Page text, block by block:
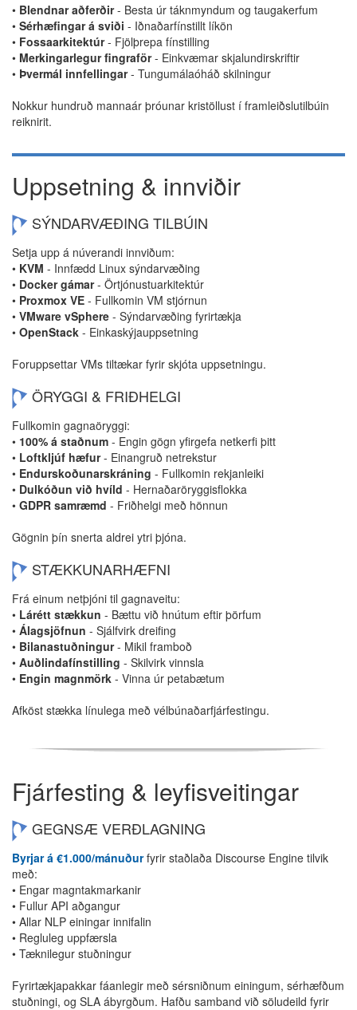
• Blendnar aðferðir- Besta úr táknmyndum og taugakerfum
• Sérhæfingar á sviði - Iðnaðarfínstillt líkön
• Fossaarkitektúr- Fjölþrepa fínstilling
• Merkingarlegur fingraför- Einkvæmar skjalundirskriftir
• Þvermál innfellingar- Tungumálaóháð skilningur
Nokkur hundruð mannaár þróunar kristöllust í framleiðslutilbúin
reiknirit.
Uppsetning & innviðir
SÝNDARVÆÐING TILBÚIN
Setja upp á núverandi innviðum:
• KVM - Innfædd Linux sýndarvæðing
• Docker gámar- Örtjónustuarkitektúr
• Proxmox VE - Fullkomin VM stjórnun
• VMware vSphere - Sýndarvæðing fyrirtækja
• OpenStack - Einkaskýjauppsetning
Foruppsettar VMs tiltækar fyrir skjóta uppsetningu.
ÖRYGGI & FRIÐHELGI
Fullkomin gagnaöryggi:
• 100% á staðnum - Engin gögn yfirgefa netkerfi þitt
• Loftkljúf hæfur- Einangruð netrekstur
• Endurskoðunarskráning - Fullkomin rekjanleiki
• Dulkóðun við hvíld - Hernaðaröryggisflokka
• GDPR samræmd - Friðhelgi með hönnun
Gögnin þín snerta aldrei ytri þjóna.
STÆKKUNARHÆFNI
Frá einum netþjóni til gagnaveitu:
• Lárétt stækkun - Bættu við hnútum eftir þörfum
• Álagsjöfnun - Sjálfvirk dreifing
• Bilanastuðningur- Mikil framboð
• Auðlindafínstilling - Skilvirk vinnsla
• Engin magnmörk - Vinna úr petabætum
Afköst stækka línulega með vélbúnaðarfjárfestingu.
Fjárfesting & leyfisveitingar
GEGNSÆ VERÐLAGNING
Byrjar á €1.000/mánuðurfyrir staðlaða Discourse Engine tilvik
með:
• Engar magntakmarkanir
• Fullur API aðgangur
• Allar NLP einingar innifalin
• Regluleg uppfærsla
• Tæknilegur stuðningur
Fyrirtækjapakkar fáanlegir með sérsniðnum einingum, sérhæfðum
stuðningi, og SLA ábyrgðum. Hafðu samband við söludeild fyrir